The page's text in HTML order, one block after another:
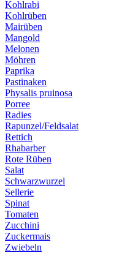
Kohlrabi
Kohlrüben
Mairüben
Mangold
Melonen
Möhren
Paprika
Pastinaken
Physalis pruinosa
Porree
Radies
Rapunzel/Feldsalat
Rettich
Rhabarber
Rote Rüben
Salat
Schwarzwurzel
Sellerie
Spinat
Tomaten
Zucchini
Zuckermais
Zwiebeln